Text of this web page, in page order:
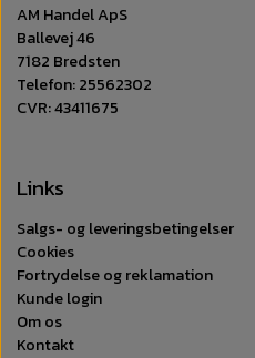
AM Handel ApS
Ballevej 46
7182 Bredsten
Telefon: 25562302
CVR: 43411675
Links
Salgs- og leveringsbetingelser
Cookies
Fortrydelse og reklamation
Kunde login
Om os
Kontakt